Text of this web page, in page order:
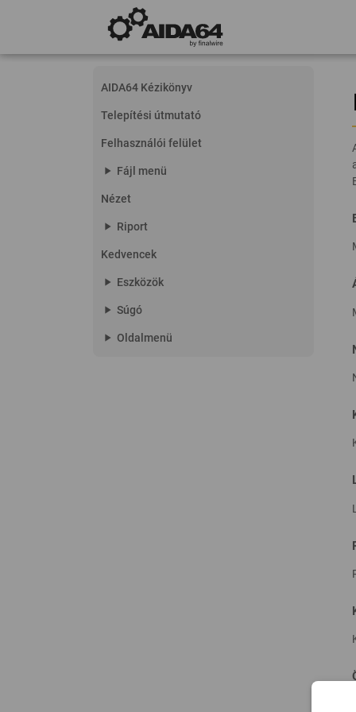
AIDA64 Kézikönyv
Telepítési útmutató
Felhasználói felület
play_arrow Fájl menü
Nézet
play_arrow Riport
Kedvencek
play_arrow Eszközök
play_arrow Súgó
play_arrow Oldalmenü